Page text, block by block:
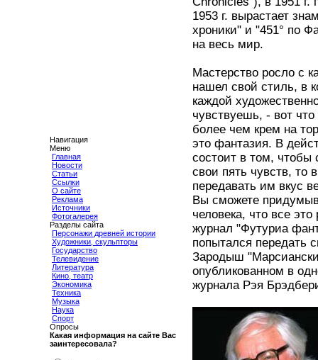
Навигация
Меню
Главная
Новости
Статьи
Ссылки
О сайте
Реклама
Источники
Фотогалерея
Разделы сайта
Персонажи древней истории
Художники, скульпторы
Государство
Телевидение
Литература
Кино, театр
Экономика
Техника
Музыка
Наука
Спорт
Опросы
Какая информация на сайте Вас
заинтересовала?
1953 г. вырастает
хроники" и "451° по
на весь мир.
Мастерство росло с
нашел свой стиль, в
каждой
чувствуешь, - вот
более чем крем на
это фантазия. В
состоит в том, чтобы
свои пять чувств, то
передавать им вкус
Вы сможете
человека, что все
журнал "Футуриа
попытался передать
Зародыш
опубликованном в
журнала Рэя